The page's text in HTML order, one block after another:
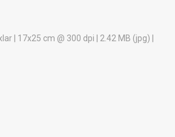
| 17x25 cm @ 300 dpi | 2.42 MB (jpg) |